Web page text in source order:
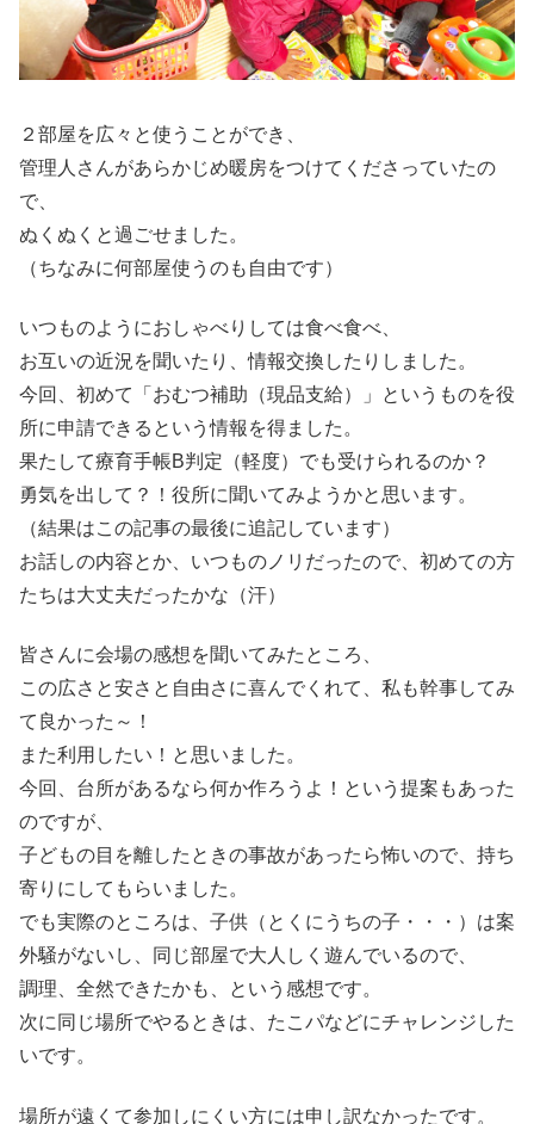
２部屋を広々と使うことができ、
管理人さんがあらかじめ暖房をつけてくださっていたの
で、
ぬくぬくと過ごせました。
（ちなみに何部屋使うのも自由です）
いつものようにおしゃべりしては食べ食べ、
お互いの近況を聞いたり、情報交換したりしました。
今回、初めて「おむつ補助（現品支給）」というものを役
所に申請できるという情報を得ました。
果たして療育手帳B判定（軽度）でも受けられるのか？
勇気を出して？！役所に聞いてみようかと思います。
（結果はこの記事の最後に追記しています）
お話しの内容とか、いつものノリだったので、初めての方
たちは大丈夫だったかな（汗）
皆さんに会場の感想を聞いてみたところ、
この広さと安さと自由さに喜んでくれて、私も幹事してみ
て良かった～！
また利用したい！と思いました。
今回、台所があるなら何か作ろうよ！という提案もあった
のですが、
子どもの目を離したときの事故があったら怖いので、持ち
寄りにしてもらいました。
でも実際のところは、子供（とくにうちの子・・・）は案
外騒がないし、同じ部屋で大人しく遊んでいるので、
調理、全然できたかも、という感想です。
次に同じ場所でやるときは、たこパなどにチャレンジした
いです。
場所が遠くて参加しにくい方には申し訳なかったです。